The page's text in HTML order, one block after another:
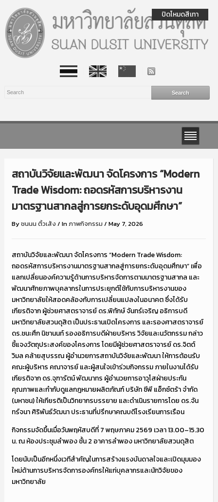
สถาบันวิจัยและพัฒนา จัดโครงการ “Modern
Trade Wisdom: ถอดรหัสการบริหารงาน
มาตรฐานสากลสู่การยกระดับอุดมศึกษา”
Byชนนน ติ้วเส้ง / Inภาพกิจกรรม / May 7, 2026
สถาบันวิจัยและพัฒนา จัดโครงการ “Modern Trade Wisdom:
ถอดรหัสการบริหารงานมาตรฐานสากลสู่การยกระดับอุดมศึกษา” เพื่อ
แลกเปลี่ยนองค์ความรู้ด้านการบริหารจัดการตามมาตรฐานสากล และ
พัฒนาศักยภาพบุคลากรในการประยุกต์ใช้กับการบริหารงานของ
มหาวิทยาลัยให้สอดคล้องกับการเปลี่ยนแปลงในอนาคต ซึ่งได้รับ
เกียรติจาก ผู้ช่วยศาสตราจารย์ ดร.พิทักษ์ จันทร์เจริญ อธิการบดี
มหาวิทยาลัยสวนดุสิต เป็นประธานเปิดโครงการ และรองศาสตราจารย์
ดร.ชนะศึก นิชานนท์ รองอธิการบดีฝ่ายบริหาร วิจัยและนวัตกรรม กล่าว
ชี้แจงวัตถุประสงค์ของโครงการ โดยมีผู้ช่วยศาสตราจารย์ ดร.จิตต์
วิมล คล้ายสุบรรณ ผู้อำนวยการสถาบันวิจัยและพัฒนา ให้การต้อนรับ
คณะผู้บริหาร คณาจารย์ และผู้สนใจเข้าร่วมกิจกรรม ภายในงานได้รับ
เกียรติจาก ดร.จุฑารัตน์ พัฒนาทร ผู้อำนวยการอาวุโสฝ่ายประกัน
คุณภาพและกำกับดูแลกฎหมายผลิตภัณฑ์ บริษัท ซีพี แอ็กซ์ตร้า จำกัด
(มหาชน) ให้เกียรติเป็นวิทยากรบรรยาย และดำเนินรายการโดย ดร.จัน
ทร์จนา ศิริพันธ์วัฒนา ประธานที่ปรึกษาคณบดีโรงเรียนการเรือน
กิจกรรมจัดขึ้นเมื่อวันพฤหัสบดีที่ 7 พฤษภาคม 2569 เวลา 13.00–15.30
น. ณ ห้องประชุมลำพอง ชั้น 2 อาคารลำพอง มหาวิทยาลัยสวนดุสิต
โดยนับเป็นอีกหนึ่งเวทีสำคัญในการสร้างแรงบันดาลใจและเปิดมุมมอง
ใหม่ด้านการบริหารจัดการองค์กรให้แก่บุคลากรและนักวิจัยของ
มหาวิทยาลัย
ปิดโหมดสีเทา